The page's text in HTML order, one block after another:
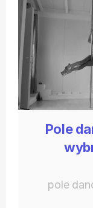
Pole
pole